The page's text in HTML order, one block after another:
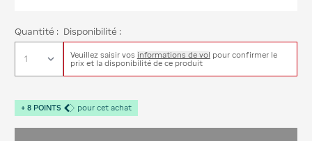
Quantité : Disponibilité :
Veuillez saisir vos informations de vol pour confirmer le
prix et la disponibilité de ce produit
+ 8 POINTS pour cet achat